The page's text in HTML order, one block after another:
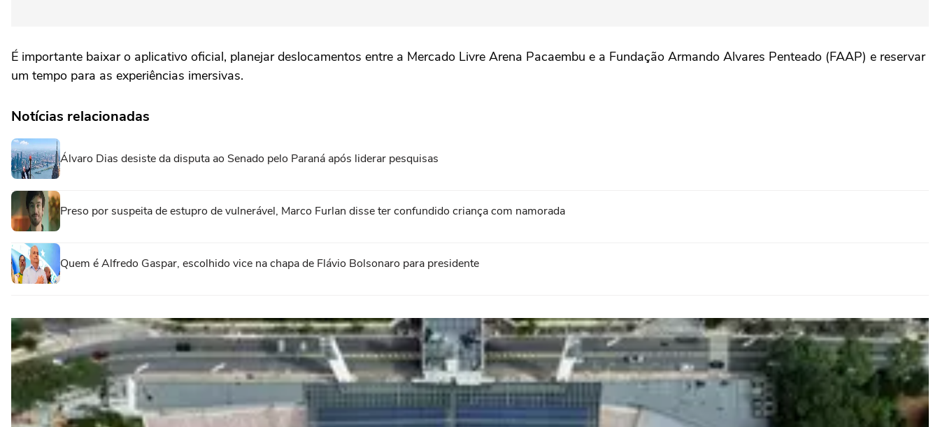
É importante baixar o aplicativo oficial, planejar deslocamentos entre a Mercado Livre Arena Pacaembu e a Fundação Armando Alvares Penteado (FAAP) e reservar
um tempo para as experiências imersivas.
Notícias relacionadas
Álvaro Dias desiste da disputa ao Senado pelo Paraná após liderar pesquisas
Preso por suspeita de estupro de vulnerável, Marco Furlan disse ter confundido criança com namorada
Quem é Alfredo Gaspar, escolhido vice na chapa de Flávio Bolsonaro para presidente